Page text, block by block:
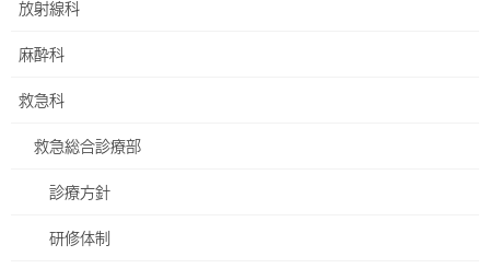
診療体制
※曜日や担当医師により異なる場合がございます。必ず当日の診療
【午前】8:00～11:00
放射線科
麻酔科
救急科
救急総合診療部
診療方針
研修体制